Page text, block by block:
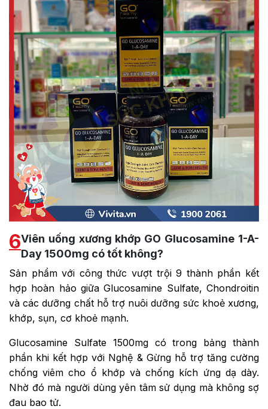
6Viên uống xương khớp GO Glucosamine 1-A-
Day 1500mg có tốt không?
Sản phẩm với công thức vượt trội 9 thành phần kết
hợp hoàn hảo giữa Glucosamine Sulfate, Chondroitin
và các dưỡng chất hỗ trợ nuôi dưỡng sức khoẻ xương,
khớp, sụn, cơ khoẻ mạnh.
Glucosamine Sulfate 1500mg có trong bảng thành
phần khi kết hợp với Nghệ & Gừng hỗ trợ tăng cường
chống viêm cho ổ khớp và chống kích ứng dạ dày.
Nhờ đó mà người dùng yên tâm sử dụng mà không sợ
đau bao tử.